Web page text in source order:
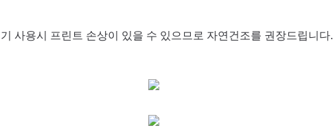
사용시 프린트 손상이 있을 수 있으므로 자연건조를 권장드립니다.